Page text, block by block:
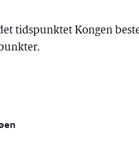
tidspunktet Kongen